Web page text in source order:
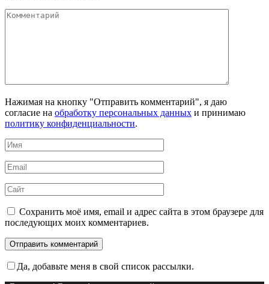
Комментарий
Нажимая на кнопку "Отправить комментарий", я даю
согласие на обработку персональных данных и принимаю
политику конфиденциальности.
Имя
*
Email
*
Сайт
Сохранить моё имя, email и адрес сайта в этом браузере для
последующих моих комментариев.
Да, добавьте меня в свой список рассылки.